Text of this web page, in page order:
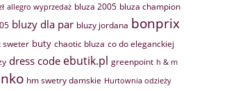
allegro wyprzedaż bluza 2005 bluza champion
bluzy dla par bluzy jordana bonprix
sweter buty chaotic bluza co do eleganckiej
dress code ebutik.pl greenpoint h & m
hm swetry damskie Hurtownia odzieży